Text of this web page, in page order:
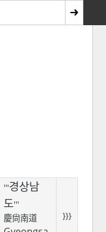
'''경상남
도'''
慶尙南道
}}}